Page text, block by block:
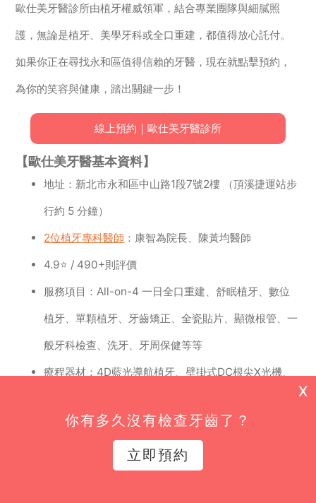
歐仕美牙醫診所由植牙權威領軍，結合專業團隊與細膩照
護，無論是植牙、美學牙科或全口重建，都值得放心託付。
如果你正在尋找永和區值得信賴的牙醫，現在就點擊預約，
為你的笑容與健康，踏出關鍵一步！
線上預約｜歐仕美牙醫診所
【歐仕美牙醫基本資料】
地址：新北市永和區中山路1段7號2樓 （頂溪捷運站步
行約 5 分鐘）
2位植牙專科醫師 ：康智為院長、陳黃均醫師
4.9⭐ / 490+則評價
服務項目：All-on-4 一日全口重建、舒眠植牙、數位
植牙、單顆植牙、牙齒矯正、全瓷貼片、顯微根管、一
般牙科檢查、洗牙、牙周保健等等
療程器材：4D藍光導航植牙、壁掛式DC根尖X光機、
數位口腔掃描機等等
看診時段：週一、三 14:00-17:30/18:00-21:30；週
你有多久沒有檢查牙齒了？
立即預約
X